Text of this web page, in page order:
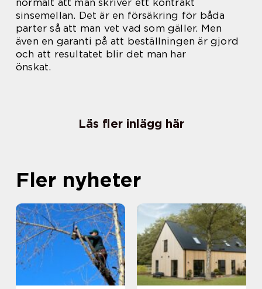
normalt att man skriver ett kontrakt
sinsemellan. Det är en försäkring för båda
parter så att man vet vad som gäller. Men
även en garanti på att beställningen är gjord
och att resultatet blir det man har
önskat.
Läs fler inlägg här
Fler nyheter